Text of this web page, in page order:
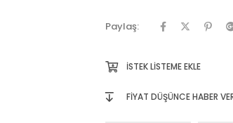
Paylaş:
İSTEK LISTEME EKLE
FIYAT DÜŞÜNCE HABER